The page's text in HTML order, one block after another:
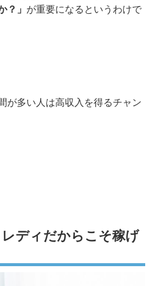
？」 が重要になるというわけで
が多い人は高収入を得るチャン
ディだからこそ稼げ